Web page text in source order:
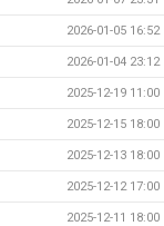
2026-01-05 16:52
2026-01-04 23:12
2025-12-19 11:00
2025-12-15 18:00
2025-12-13 18:00
2025-12-12 17:00
2025-12-11 18:00